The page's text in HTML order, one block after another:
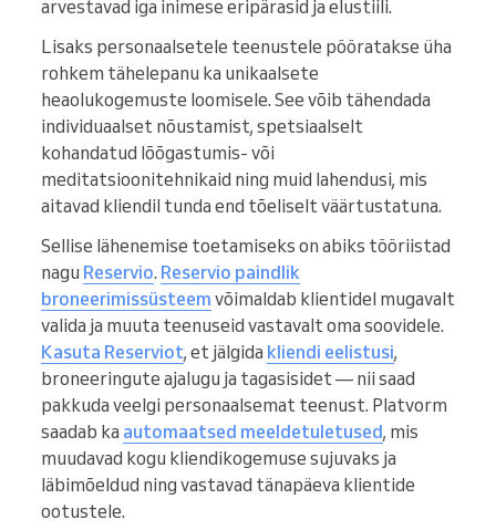
arvestavad iga inimese eripärasid ja elustiili.
Lisaks personaalsetele teenustele pööratakse üha
rohkem tähelepanu ka unikaalsete
heaolukogemuste loomisele. See võib tähendada
individuaalset nõustamist, spetsiaalselt
kohandatud lõõgastumis- või
meditatsioonitehnikaid ning muid lahendusi, mis
aitavad kliendil tunda end tõeliselt väärtustatuna.
Sellise lähenemise toetamiseks on abiks tööriistad
nagu Reservio. Reservio paindlik
broneerimissüsteem võimaldab klientidel mugavalt
valida ja muuta teenuseid vastavalt oma soovidele.
Kasuta Reserviot, et jälgida kliendi eelistusi,
broneeringute ajalugu ja tagasisidet — nii saad
pakkuda veelgi personaalsemat teenust. Platvorm
saadab ka automaatsed meeldetuletused, mis
muudavad kogu kliendikogemuse sujuvaks ja
läbimõeldud ning vastavad tänapäeva klientide
ootustele.